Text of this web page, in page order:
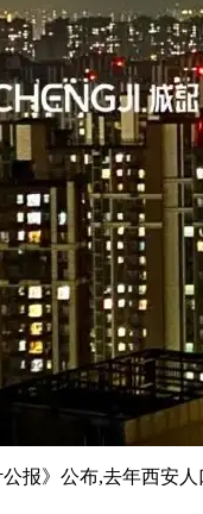
报》公布,去年西安